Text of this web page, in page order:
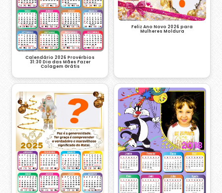
Calendário 2026 Provérbios
31:30 Dia das Mães Fazer
Colagem Grátis
Feliz Ano Novo 2026 para
Mulheres Moldura